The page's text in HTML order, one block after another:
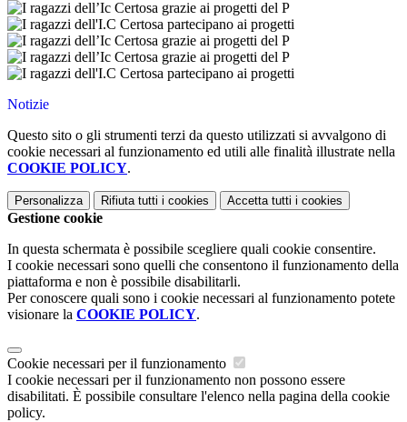
Notizie
Questo sito o gli strumenti terzi da questo utilizzati si avvalgono di
cookie necessari al funzionamento ed utili alle finalità illustrate nella
COOKIE POLICY.
Personalizza Rifiuta tutti i cookies Accetta tutti i cookies
Gestione cookie
In questa schermata è possibile scegliere quali cookie consentire.
I cookie necessari sono quelli che consentono il funzionamento della
piattaforma e non è possibile disabilitarli.
Per conoscere quali sono i cookie necessari al funzionamento potete
visionare la COOKIE POLICY.
Cookie necessari per il funzionamento
I cookie necessari per il funzionamento non possono essere
disabilitati. È possibile consultare l'elenco nella pagina della cookie
policy.